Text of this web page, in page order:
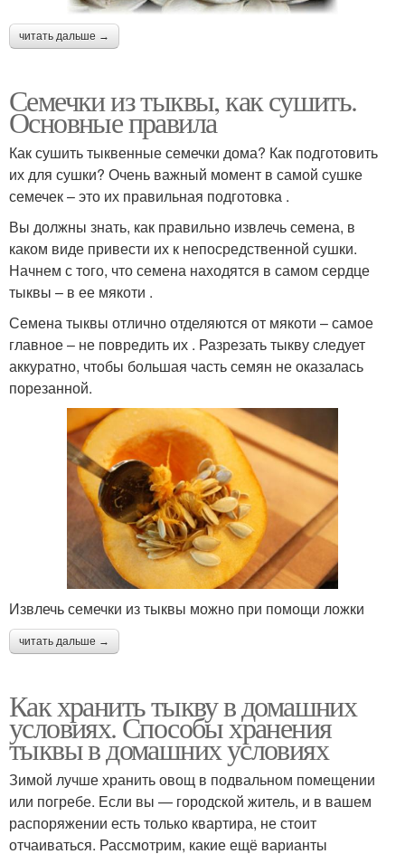
читать дальше →
Семечки из тыквы, как сушить.
Основные правила
Как сушить тыквенные семечки дома? Как подготовить
их для сушки? Очень важный момент в самой сушке
семечек – это их правильная подготовка .
Вы должны знать, как правильно извлечь семена, в
каком виде привести их к непосредственной сушки.
Начнем с того, что семена находятся в самом сердце
тыквы – в ее мякоти .
Семена тыквы отлично отделяются от мякоти – самое
главное – не повредить их . Разрезать тыкву следует
аккуратно, чтобы большая часть семян не оказалась
порезанной.
Извлечь семечки из тыквы можно при помощи ложки
читать дальше →
Как хранить тыкву в домашних
условиях. Способы хранения
тыквы в домашних условиях
Зимой лучше хранить овощ в подвальном помещении
или погребе. Если вы — городской житель, и в вашем
распоряжении есть только квартира, не стоит
отчаиваться. Рассмотрим, какие ещё варианты